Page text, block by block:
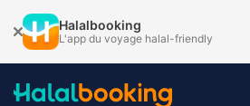
Halalbooking
L'app du voyage halal-friendly